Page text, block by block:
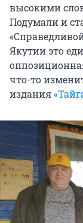
высокими
Подумали и
Якутии это
что-то
издания